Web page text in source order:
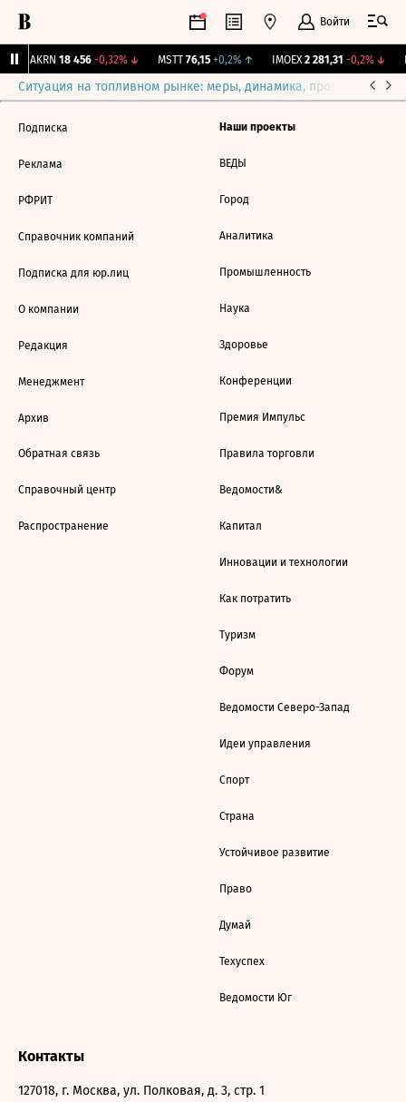
Войти
AKRN 18 456 -0,32%↓ MSTT 76,15 +0,2%↑ IMOEX 2 281,31 -0,2%↓
Ситуация на топливном рынке: меры, динамика, прогнозы
Подписка
Реклама
РФРИТ
Справочник компаний
Подписка для юр.лиц
О компании
Редакция
Менеджмент
Архив
Обратная связь
Справочный центр
Распространение
Наши проекты
ВЕДЫ
Город
Аналитика
Промышленность
Наука
Здоровье
Конференции
Премия Импульс
Правила торговли
Ведомости&
Капитал
Инновации и технологии
Как потратить
Туризм
Форум
Ведомости Северо-Запад
Идеи управления
Спорт
Страна
Устойчивое развитие
Право
Думай
Техуспех
Ведомости Юг
Контакты
127018, г. Москва, ул. Полковая, д. 3, стр. 1